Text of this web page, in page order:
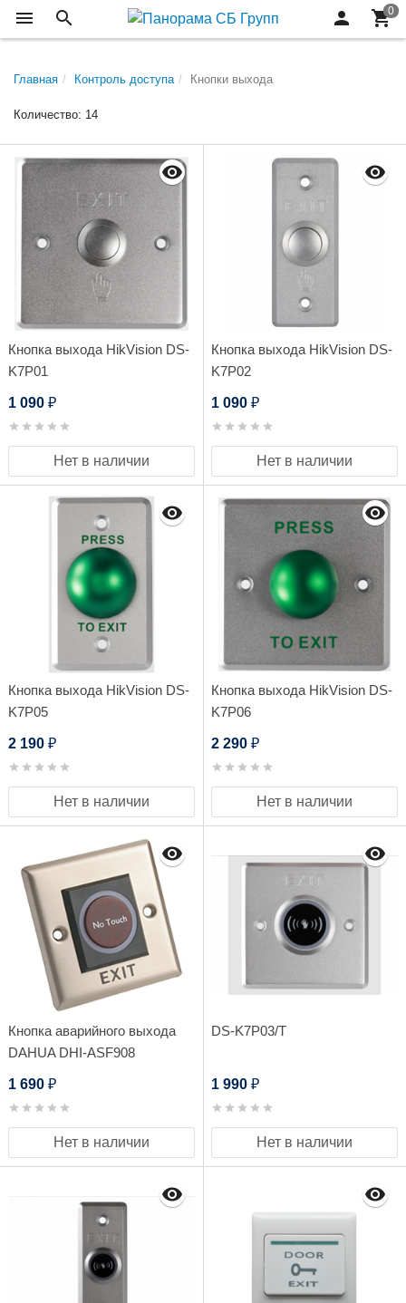
Главная Контроль доступа Кнопки выхода
Количество: 14
Кнопка выхода HikVision DS-
K7P01
1 090 ₽
Нет в наличии
Кнопка выхода HikVision DS-
K7P02
1 090 ₽
Нет в наличии
Кнопка выхода HikVision DS-
K7P05
2 190 ₽
Нет в наличии
Кнопка выхода HikVision DS-
K7P06
2 290 ₽
Нет в наличии
Кнопка аварийного выхода
DAHUA DHI-ASF908
1 690 ₽
Нет в наличии
DS-K7P03/T
1 990 ₽
Нет в наличии